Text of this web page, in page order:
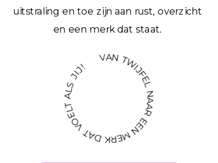
VAN TWIJFEL NAAR EEN MERK DAT VOELT ALS JIJ!
uitstraling en toe zijn aan rust, overzicht
en een merk dat staat.